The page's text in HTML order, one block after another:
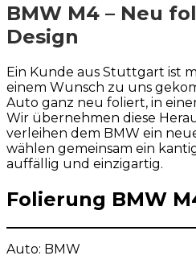
BMW M4 – Neu
Design
Ein Kunde aus Stuttgart ist
einem Wunsch zu uns
Auto ganz neu foliert, in
Wir übernehmen diese
verleihen dem BMW ein
wählen gemeinsam ein
auffällig und einzigartig.
Folierung BMW
Auto: BMW